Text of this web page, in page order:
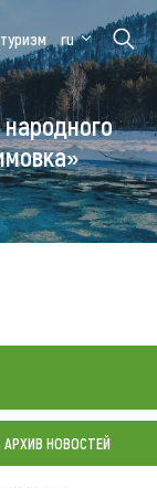
Алтайская
зимовка
ru
АРХИВ НОВОСТЕЙ